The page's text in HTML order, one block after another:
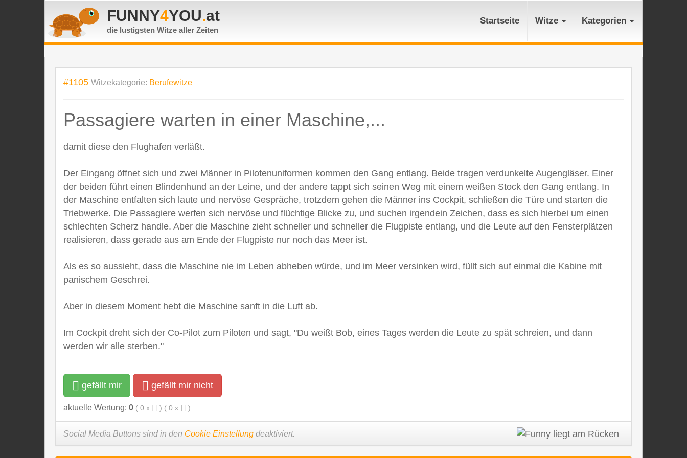
FUNNY4YOU.at
die lustigsten Witze aller Zeiten
Startseite Witze Kategorien
#1105 Witzekategorie: Berufewitze
Passagiere warten in einer Maschine,...
damit diese den Flughafen verläßt.
Der Eingang öffnet sich und zwei Männer in Pilotenuniformen kommen den Gang entlang. Beide tragen verdunkelte Augengläser. Einer
der beiden führt einen Blindenhund an der Leine, und der andere tappt sich seinen Weg mit einem weißen Stock den Gang entlang. In
der Maschine entfalten sich laute und nervöse Gespräche, trotzdem gehen die Männer ins Cockpit, schließen die Türe und starten die
Triebwerke. Die Passagiere werfen sich nervöse und flüchtige Blicke zu, und suchen irgendein Zeichen, dass es sich hierbei um einen
schlechten Scherz handle. Aber die Maschine zieht schneller und schneller die Flugpiste entlang, und die Leute auf den Fensterplätzen
realisieren, dass gerade aus am Ende der Flugpiste nur noch das Meer ist.
Als es so aussieht, dass die Maschine nie im Leben abheben würde, und im Meer versinken wird, füllt sich auf einmal die Kabine mit
panischem Geschrei.
Aber in diesem Moment hebt die Maschine sanft in die Luft ab.
Im Cockpit dreht sich der Co-Pilot zum Piloten und sagt, "Du weißt Bob, eines Tages werden die Leute zu spät schreien, und dann
werden wir alle sterben."
gefällt mir gefällt mir nicht
aktuelle Wertung: 0 ( 0 x ) ( 0 x )
Social Media Buttons sind in den Cookie Einstellung deaktiviert.